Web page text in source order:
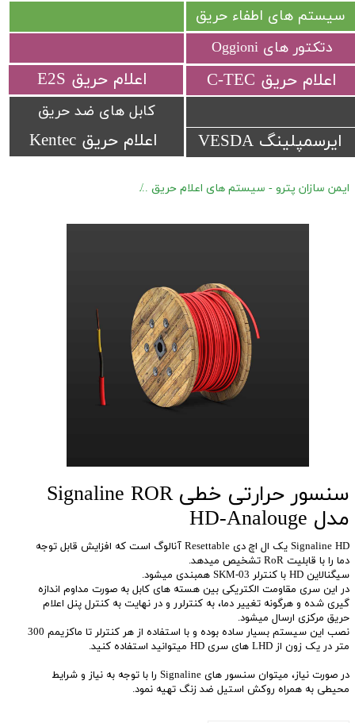
اعلام حریق Kentec
​اعلام حریق C-TEC​​​​​​​ ​اعلام حریق E2S
ایرسمپلینگ VESDA
سیستم های اطفاء حریق
کابل های ضد حریق
دتکتور های Oggioni
ایمن سازان پترو - سیستم های اعلام حریق
سنسور حرارتی خطی Signaline ROR
مدل HD-Analouge
Signaline HD یک ال اچ دی Resettable آنالوگ است که افزایش قابل توجه
دما را با قابلیت RoR تشخیص میدهد.
سیگنالاین HD با کنترلر SKM-03 همبندی میشود.
در این سری مقاومت الکتریکی بین هسته های کابل به صورت مداوم اندازه
گیری شده و هرگونه تغییر دما، به کنترلرر و در نهایت به کنترل پنل اعلام
حریق مرکزی ارسال میشود.
نصب این سیستم بسیار ساده بوده و با استفاده از هر کنترلر تا ماکزیمم 300
متر در یک زون از LHD های سری HD میتوانید استفاده کنید.
در صورت نیاز، میتوان سنسور های Signaline را با توجه به نیاز و شرایط
محیطی به همراه روکش استیل ضد زنگ تهیه نمود.